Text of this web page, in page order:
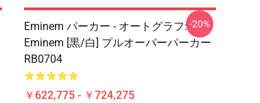
Eminem パーカー - オートグラフ:
Eminem [黒/白] プルオーバーパーカー
RB0704
￥622,775 - ￥724,275
-20%